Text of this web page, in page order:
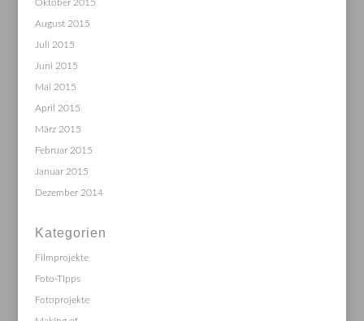
Oktober 2015
August 2015
Juli 2015
Juni 2015
Mai 2015
April 2015
März 2015
Februar 2015
Januar 2015
Dezember 2014
Kategorien
Filmprojekte
Foto-Tipps
Fotoprojekte